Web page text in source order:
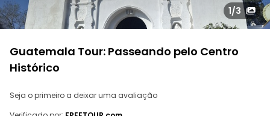
1/3
Guatemala Tour: Passeando pelo Centro
Histórico
Seja o primeiro a deixar uma avaliação